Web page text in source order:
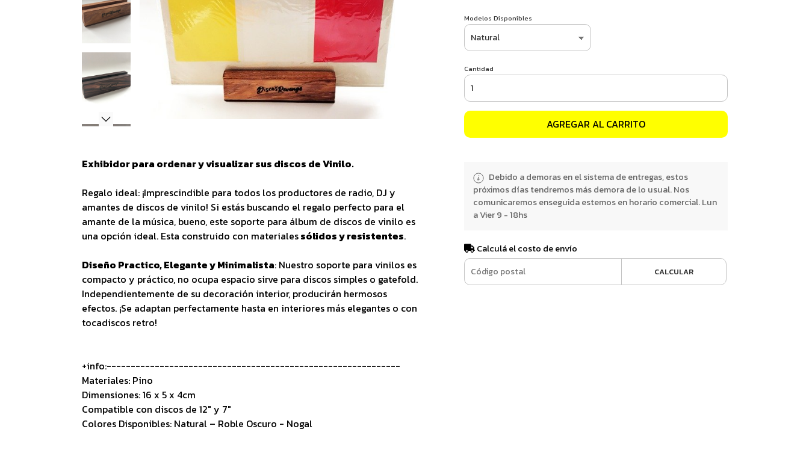
Exhibidor para ordenar y visualizar sus discos de Vinilo.
Regalo ideal: ¡Imprescindible para todos los productores de radio, DJ y
amantes de discos de vinilo! Si estás buscando el regalo perfecto para el
amante de la música, bueno, este soporte para álbum de discos de vinilo es
una opción ideal. Esta construido con materialessólidos y resistentes.
Diseño Practico, Elegante y Minimalista: Nuestro soporte para vinilos es
compacto y práctico, no ocupa espacio sirve para discos simples o gatefold.
Independientemente de su decoración interior, producirán hermosos
efectos. ¡Se adaptan perfectamente hasta en interiores más elegantes o con
tocadiscos retro!
+info:-------------------------------------------------------------
Materiales: Pino
Dimensiones: 16 x 5 x 4cm
Compatible con discos de 12" y 7"
Colores Disponibles: Natural – Roble Oscuro - Nogal
Modelos Disponibles
Cantidad
AGREGAR AL CARRITO
Debido a demoras en el sistema de entregas, estos
próximos días tendremos más demora de lo usual. Nos
comunicaremos enseguida estemos en horario comercial. Lun
a Vier 9 - 18hs
Calculá el costo de envío
CALCULAR